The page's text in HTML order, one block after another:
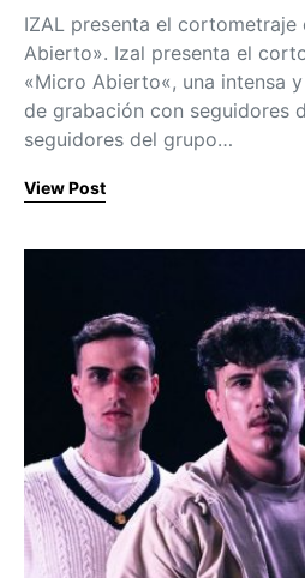
IZAL presenta el cortometraje
Abierto». Izal presenta el
«Micro Abierto«, una intensa
de grabación con seguidores
seguidores del grupo…
View Post